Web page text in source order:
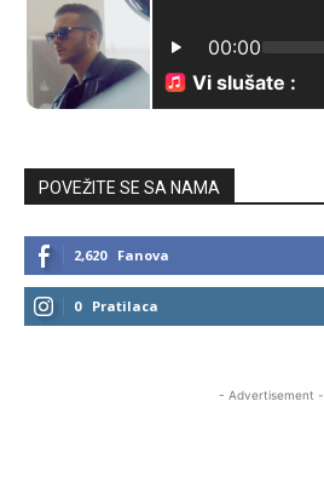
POVEŽITE SE SA NAMA
2,620 Fanova
0 Pratilaca
- Advertisement -